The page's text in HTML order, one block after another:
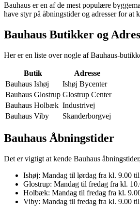
Bauhaus er en af de mest populære
have styr på åbningstider og adresser for
Bauhaus Butikker og
Her er en liste over nogle af Bauhaus-
Butik
Adresse
Bauhaus Ishøj
Ishøj Bycenter
Bauhaus Glostrup Glostrup Center
Bauhaus Holbæk Industrivej
Bauhaus Viby
Skanderborgvej
Bauhaus Åbningstider
Det er vigtigt at kende Bauhaus
Ishøj: Mandag til lørdag fra kl. 9.00
Glostrup: Mandag til fredag fra kl.
Holbæk: Mandag til fredag fra kl.
Viby: Mandag til fredag fra kl. 9.00